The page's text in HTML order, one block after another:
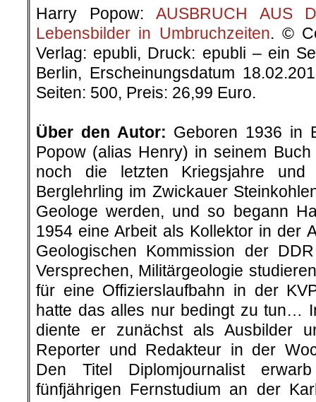
Harry Popow: AUSBRUCH AUS
Lebensbilder in Umbruchzeiten. ©
Verlag: epubli, Druck: epubli – ein
Berlin, Erscheinungsdatum
Seiten: 500, Preis: 26,99 Euro.
Über den Autor: Geboren 1936 in
Popow (alias Henry) in seinem Buch
noch die letzten Kriegsjahre
Berglehrling im Zwickauer
Geologe werden, und so begann
1954 eine Arbeit als Kollektor in der
Geologischen Kommission der
Versprechen, Militärgeologie
für eine Offizierslaufbahn in der
hatte das alles nur bedingt zu tun…
diente er zunächst als Ausbilder
Reporter und Redakteur in der
Den Titel Diplomjournalist
fünfjährigen Fernstudium an der